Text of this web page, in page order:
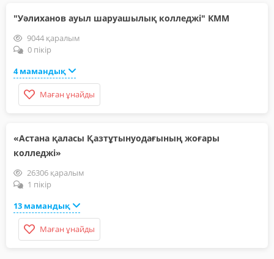
"Уәлиханов ауыл шаруашылық колледжі" КММ
9044 қаралым
0 пікір
4 мамандық
Маған ұнайды
«Астана қаласы Қазтұтынуодағының жоғары
колледжі»
26306 қаралым
1 пікір
13 мамандық
Маған ұнайды